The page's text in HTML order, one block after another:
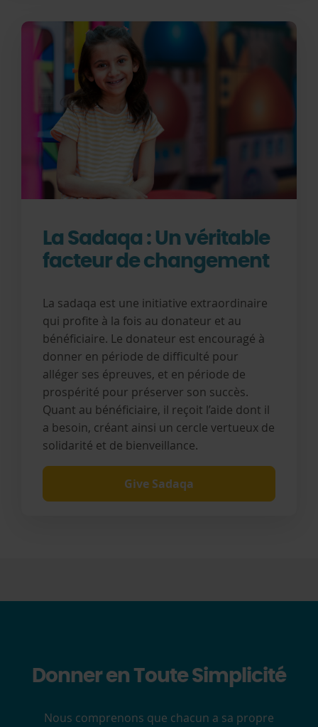
La Sadaqa : Un véritable
facteur de changement
La sadaqa est une initiative extraordinaire
qui profite à la fois au donateur et au
bénéficiaire. Le donateur est encouragé à
donner en période de difficulté pour
alléger ses épreuves, et en période de
prospérité pour préserver son succès.
Quant au bénéficiaire, il reçoit l’aide dont il
a besoin, créant ainsi un cercle vertueux de
solidarité et de bienveillance.
Give Sadaqa
Donner en Toute Simplicité
Nous comprenons que chacun a sa propre